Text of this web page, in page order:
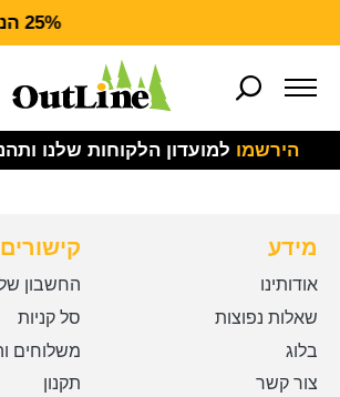
25% הנחה על ציוד מנדף CARHARTT FORCE
הירשמו למועדון הלקוחות שלנו
מידע
אודותינו
שאלות נפוצות
בלוג
צור קשר
החשבון
סל קניות
משלוחים
תקנון